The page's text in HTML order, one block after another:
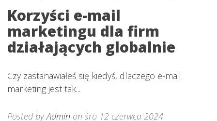
Korzyści e-mail
marketingu dla firm
działających globalnie
Czy zastanawiałeś się kiedyś, dlaczego e-mail
marketing jest tak...
Posted byAdmin on śro 12 czerwca 2024